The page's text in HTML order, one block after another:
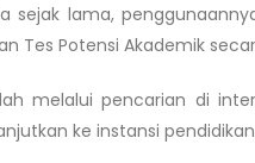
sejak lama,
Tes Potensi Akademik
melalui pencarian di
ke instansi